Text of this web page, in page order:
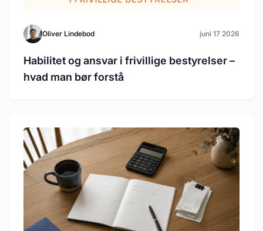
Oliver Lindebod juni 17 2026
Habilitet og ansvar i frivillige bestyrelser –
hvad man bør forstå